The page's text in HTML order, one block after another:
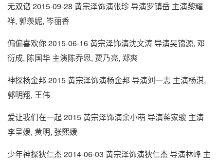
无双谱 2015-09-28 黄宗泽饰演张珍 导演罗镇岳 主演黎耀
祥, 郭羡妮, 岑丽香
偏偏喜欢你 2015-06-16 黄宗泽饰演沈文涛 导演吴锦源, 邓
衍成, 陈国华 主演陈乔恩, 贾乃亮, 郑爽
神探杨金邦 2015 黄宗泽饰演杨金邦 导演刘一志 主演杨淇,
郭明翔, 王伟
爱让我们在一起 2015 黄宗泽饰演余小萌 导演蒋家骏 主演
李呈媛, 黄明, 张熙媛
少年神探狄仁杰 2014-06-03 黄宗泽饰演狄仁杰 导演林峰 主